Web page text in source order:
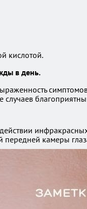
кислотой.
в день.
случаев
передней камеры